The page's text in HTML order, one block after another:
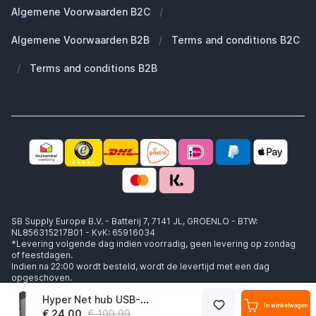
Hyper Net hub USB-C Macbook pro donkergrijs
€ 24,00 € 109,99
In winkelwagen
Groot en uniek assortiment
400.000+ klanten geleverd
Welke MagSafe heb ik nodig?
Werken bij SB Supply
Working at SB Supply
Algemene Voorwaarden B2C /
Algemene Voorwaarden B2B / Terms and conditions B2C
/ Terms and conditions B2B
SB Supply Europe B.V. - Batterij 7, 7141 JL, GROENLO - BTW:
NL856315217B01 - KvK: 65916034
*Levering volgende dag indien voorradig, geen levering op zondag
of feestdagen.
Indien na 22:00 wordt besteld, wordt de levertijd met een dag
opgeschoven.